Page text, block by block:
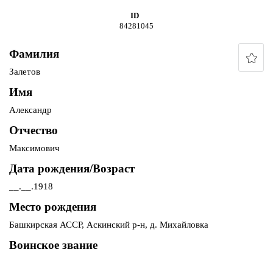
ID
84281045
Фамилия
Залетов
Имя
Александр
Отчество
Максимович
Дата рождения/Возраст
__.__.1918
Место рождения
Башкирская АССР, Аскинский р-н, д. Михайловка
Воинское звание